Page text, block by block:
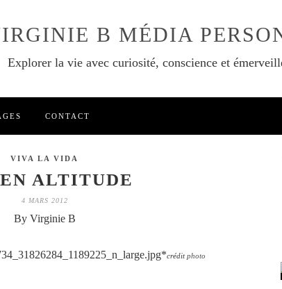
B MÉDIA
Explorer la vie avec curiosité, conscience et
CONTACT
VIVA LA VIDA
ALTITUDE
4 MARS 2012
By Virginie B
*créditphoto